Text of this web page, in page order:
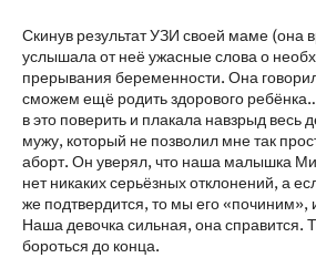
Скинув результат УЗИ своей маме (она
услышала от неё ужасные слова о
прерывания беременности. Она
сможем ещё родить здорового
в это поверить и плакала навзрыд
мужу, который не позволил мне так
аборт. Он уверял, что наша малышка
нет никаких серьёзных отклонений, а
же подтвердится, то мы его «починим»,
Наша девочка сильная, она справится.
бороться до конца.